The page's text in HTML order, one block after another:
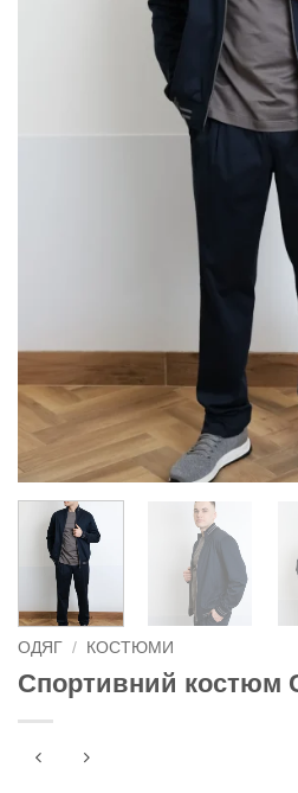
ОДЯГ / КОСТЮМИ
Спортивний костюм